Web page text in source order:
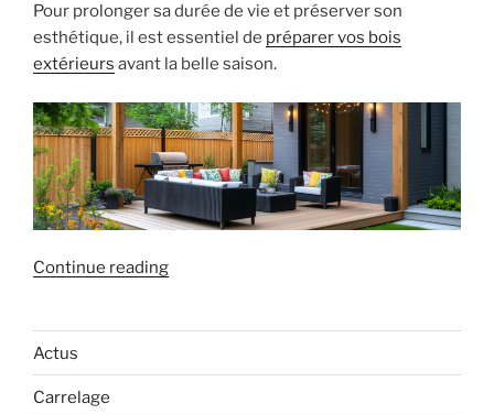
Pour prolonger sa durée de vie et préserver son
esthétique, il est essentiel de préparer vos bois
extérieurs avant la belle saison.
Continue reading« Préparez
pour
Actus
Carrelage